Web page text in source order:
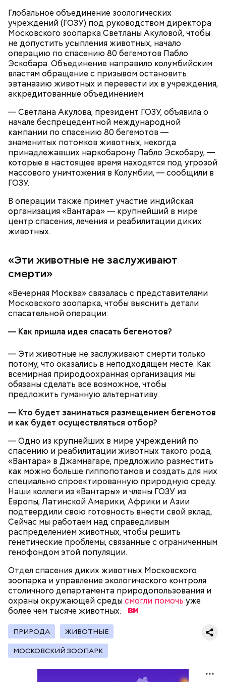
Глобальное объединение зоологических
учреждений (ГОЗУ) под руководством директора
Московского зоопарка Светланы Акуловой, чтобы
не допустить усыпления животных, начало
операцию по спасению 80 бегемотов Пабло
Эскобара. Объединение направило колумбийским
властям обращение с призывом остановить
эвтаназию животных и перевести их в учреждения,
аккредитованные объединением.
— Светлана Акулова, президент ГОЗУ, объявила о
начале беспрецедентной международной
кампании по спасению 80 бегемотов —
знаменитых потомков животных, некогда
принадлежавших наркобарону Пабло Эскобару, —
которые в настоящее время находятся под угрозой
массового уничтожения в Колумбии, — сообщили в
ГОЗУ.
В операции также примет участие индийская
организация «Вантара» — крупнейший в мире
центр спасения, лечения и реабилитации диких
животных.
«Эти животные не заслуживают
смерти»
«Вечерняя Москва» связалась с представителями
Московского зоопарка, чтобы выяснить детали
спасательной операции:
— Как пришла идея спасать бегемотов?
— Эти животные не заслуживают смерти только
потому, что оказались в неподходящем месте. Как
всемирная природоохранная организация мы
обязаны сделать все возможное, чтобы
предложить гуманную альтернативу.
— Кто будет заниматься размещением бегемотов
и как будет осуществляться отбор?
— Одно из крупнейших в мире учреждений по
спасению и реабилитации животных такого рода,
«Вантара» в Джамнагаре, предложило разместить
как можно больше гиппопотамов и создать для них
специально спроектированную природную среду.
Наши коллеги из «Вантары» и члены ГОЗУ из
Европы, Латинской Америки, Африки и Азии
подтвердили свою готовность внести свой вклад.
Сейчас мы работаем над справедливым
распределением животных, чтобы решить
генетические проблемы, связанные с ограниченным
генофондом этой популяции.
Отдел спасения диких животных Московского
зоопарка и управление экологического контроля
столичного департамента природопользования и
охраны окружающей средысмогли помочь уже
более чем тысяче животных.
ПРИРОДА ЖИВОТНЫЕ
МОСКОВСКИЙ ЗООПАРК
— Кабачки, порезанные кубиками, нужно легко
обжарить на сковороде. К ним добавляются зелень
петрушки, чеснок, соль и оливковое масло.
Получается очень вкусно, — поделился рецептом
Копылов.
Спагетти из кабачков
помидоры черри либо грунтовые.
с сахарным диабетом;
лишним весом.
— В дыне содержится много сахара, который
представлен фруктозой. С одной стороны — это
хорошо, потому что дает энергию. Но важно
помнить, что сладкими дынями не нужно сильно
увлекаться, так же как и арбузами, людям с
сахарным диабетом и лишним весом, —
подчеркнула доктор.
Терапевт Кондрахин назвал
продукты и напитки, которые
выводят токсины из организма
Ранние плоды, по словам врача, лучше не есть:
беременным, кормящим женщинам;
пожилым;
детям.
рака: чем полезен кресс-салат